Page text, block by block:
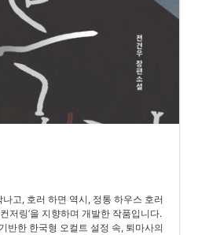
고, 호러 하면 역시, 정통 하우스 호러
저링’을 지향하며 개발한 작품입니다.
반한 한국형 오컬트 설정 속, 퇴마사의